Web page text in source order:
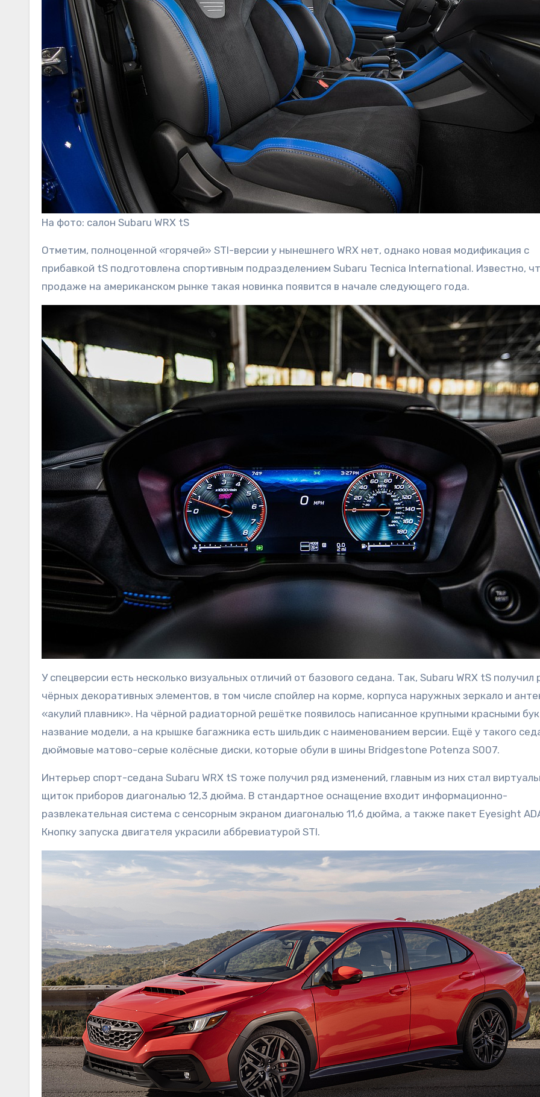
На фото: салон Subaru WRX tS
Отметим, полноценной «горячей» STI-версии у нынешнего WRX нет, однако новая модификация с
прибавкой tS подготовлена спортивным подразделением Subaru Tecnica International. Известно,
продаже на американском рынке такая новинка появится в начале следующего года.
У спецверсии есть несколько визуальных отличий от базового седана. Так, Subaru WRX tS получил
чёрных декоративных элементов, в том числе спойлер на корме, корпуса наружных зеркало и
«акулий плавник». На чёрной радиаторной решётке появилось написанное крупными красными
название модели, а на крышке багажника есть шильдик с наименованием версии. Ещё у такого
дюймовые матово-серые колёсные диски, которые обули в шины Bridgestone Potenza S007.
Интерьер спорт-седана Subaru WRX tS тоже получил ряд изменений, главным из них стал
щиток приборов диагональю 12,3 дюйма. В стандартное оснащение входит информационно-
развлекательная система с сенсорным экраном диагональю 11,6 дюйма, а также пакет Eyesight
Кнопку запуска двигателя украсили аббревиатурой STI.